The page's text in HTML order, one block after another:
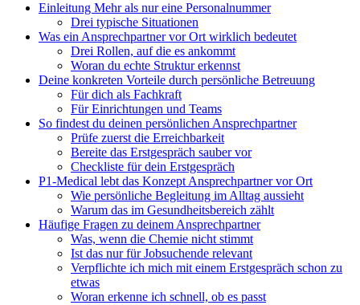
Einleitung Mehr als nur eine Personalnummer
Drei typische Situationen
Was ein Ansprechpartner vor Ort wirklich bedeutet
Drei Rollen, auf die es ankommt
Woran du echte Struktur erkennst
Deine konkreten Vorteile durch persönliche Betreuung
Für dich als Fachkraft
Für Einrichtungen und Teams
So findest du deinen persönlichen Ansprechpartner
Prüfe zuerst die Erreichbarkeit
Bereite das Erstgespräch sauber vor
Checkliste für dein Erstgespräch
P1-Medical lebt das Konzept Ansprechpartner vor Ort
Wie persönliche Begleitung im Alltag aussieht
Warum das im Gesundheitsbereich zählt
Häufige Fragen zu deinem Ansprechpartner
Was, wenn die Chemie nicht stimmt
Ist das nur für Jobsuchende relevant
Verpflichte ich mich mit einem Erstgespräch schon zu
etwas
Woran erkenne ich schnell, ob es passt